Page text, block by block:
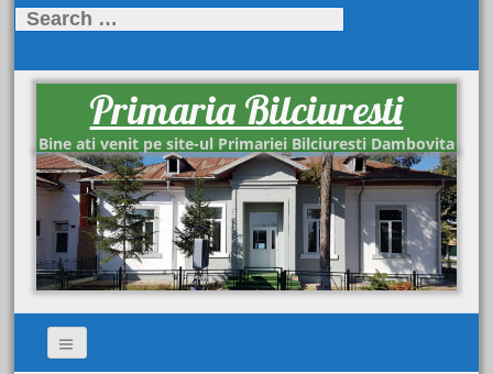
Search
Primaria Bilciuresti
Bine ati venit pe site-ul Primariei Bilciuresti Dambovita